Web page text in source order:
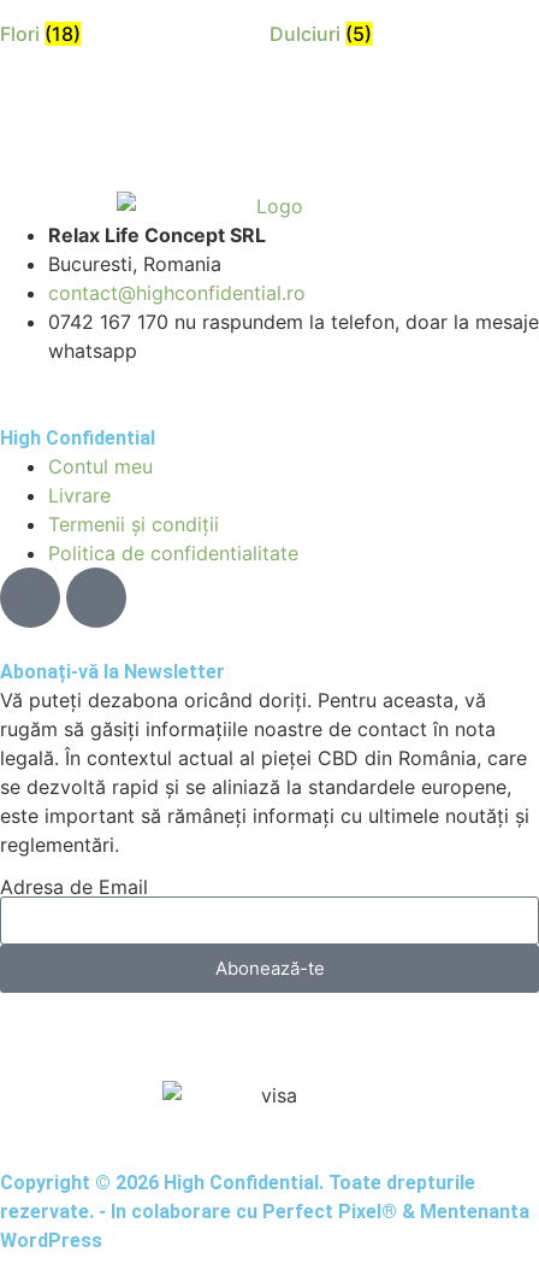
Flori (18) Dulciuri (5)
Relax Life Concept SRL
Bucuresti, Romania
contact@highconfidential.ro
0742 167 170 nu raspundem la telefon, doar la mesaje
whatsapp
High Confidential
Contul meu
Livrare
Termenii și condiții
Politica de confidentialitate
Abonați-vă la Newsletter
Vă puteți dezabona oricând doriți. Pentru aceasta, vă
rugăm să găsiți informațiile noastre de contact în nota
legală. În contextul actual al pieței CBD din România, care
se dezvoltă rapid și se aliniază la standardele europene,
este important să rămâneți informați cu ultimele noutăți și
reglementări.
Adresa de Email
Abonează-te
Copyright © 2026 High Confidential. Toate drepturile
rezervate. - In colaborare cu Perfect Pixel® & Mentenanta
WordPress